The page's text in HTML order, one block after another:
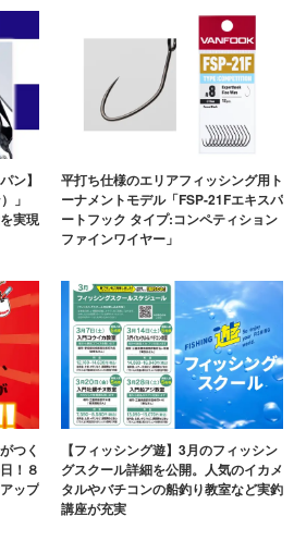
ン】
」
実現
平打ち仕様のエリアフィッシング用ト
ーナメントモデル「FSP-21Fエキスパ
ートフック タイプ:コンペティション
ファインワイヤー」
つく
！８
ップ
【フィッシング遊】3月のフィッシン
グスクール詳細を公開。人気のイカメ
タルやバチコンの船釣り教室など実釣
講座が充実